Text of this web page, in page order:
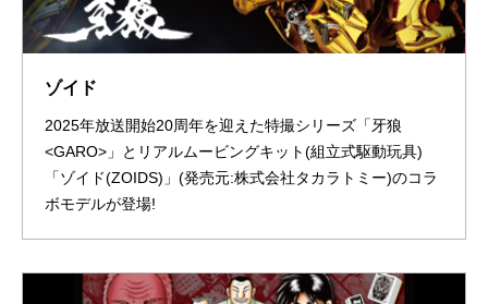
ゾイド
2025年放送開始20周年を迎えた特撮シリーズ「牙狼
<GARO>」とリアルムービングキット(組立式駆動玩具)
「ゾイド(ZOIDS)」(発売元:株式会社タカラトミー)のコラ
ボモデルが登場!